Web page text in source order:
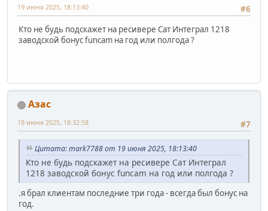
#6
19 июня 2025, 18:13:40
Кто не будь подскажет на ресивере Сат Интеграл 1218
заводской бонус funcam на год или полгода ?
Азас
#7
19 июня 2025, 18:32:58
Цитата: mark7788 от 19 июня 2025, 18:13:40
Кто не будь подскажет на ресивере Сат Интеграл
1218 заводской бонус funcam на год или полгода ?
.я брал клиентам последние три года - всегда был бонус на
год.